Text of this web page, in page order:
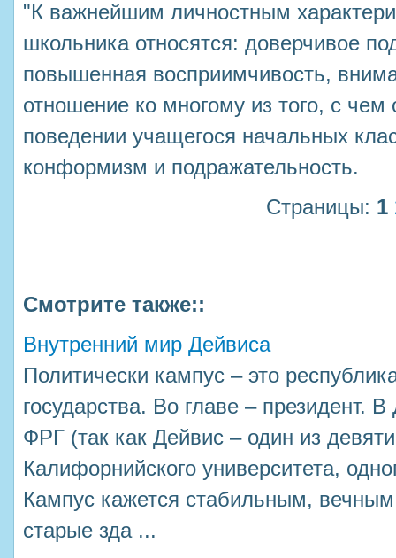
"К важнейшим личностным
школьника относятся: доверчивое
повышенная восприимчивость,
отношение ко многому из того, с чем
поведении учащегося начальных
конформизм и подражательность.
Страницы: 1
Смотрите также::
Внутренний мир Дейвиса
Политически кампус – это
государства. Во главе – президент.
ФРГ (так как Дейвис – один из
Калифорнийского университета,
Кампус кажется стабильным,
старые зда ...